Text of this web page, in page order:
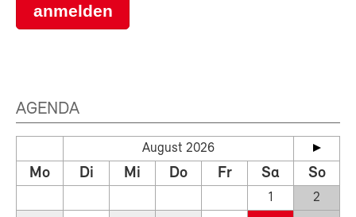
anmelden
AGENDA
August 2026
Mo Di Mi Do Fr Sa So
1
2